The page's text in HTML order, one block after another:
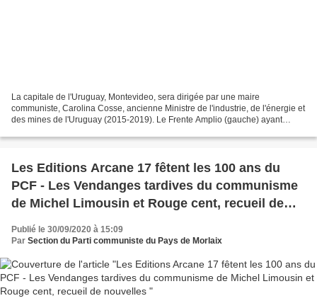
La capitale de l'Uruguay, Montevideo, sera dirigée par une maire
communiste, Carolina Cosse, ancienne Ministre de l'industrie, de l'énergie et
des mines de l'Uruguay (2015-2019). Le Frente Amplio (gauche) ayant
Les Editions Arcane 17 fêtent les 100 ans du
PCF - Les Vendanges tardives du communisme
de Michel Limousin et Rouge cent, recueil de
Publié le 30/09/2020 à 15:09
Par Section du Parti communiste du Pays de Morlaix